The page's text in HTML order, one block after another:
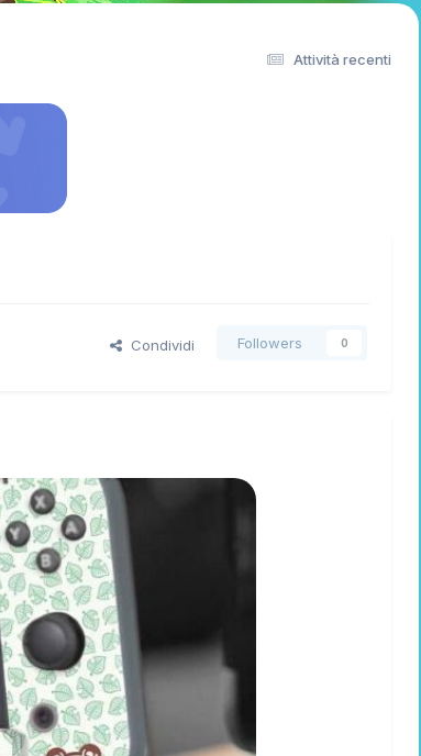
Attività recenti
Condividi Followers 0